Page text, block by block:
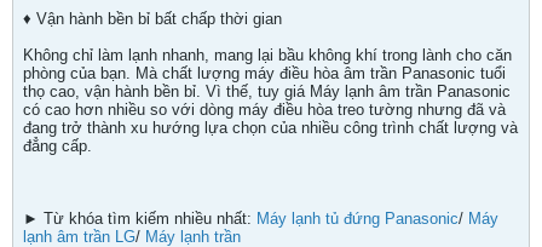
♦ Vận hành bền bỉ bất chấp thời gian
Không chỉ làm lạnh nhanh, mang lại bầu không khí trong lành cho căn
phòng của bạn. Mà chất lượng máy điều hòa âm trần Panasonic tuổi
thọ cao, vận hành bền bỉ. Vì thế, tuy giá Máy lạnh âm trần Panasonic
có cao hơn nhiều so với dòng máy điều hòa treo tường nhưng đã và
đang trở thành xu hướng lựa chọn của nhiều công trình chất lượng và
đẳng cấp.
► Từ khóa tìm kiếm nhiều nhất: Máy lạnh tủ đứng Panasonic/ Máy
lạnh âm trần LG/ Máy lạnh trần